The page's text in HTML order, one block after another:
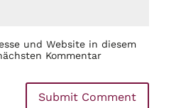
und Website in diesem
Kommentar